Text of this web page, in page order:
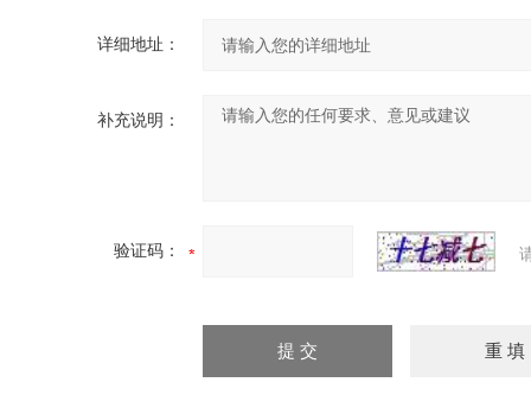
详细地址：
补充说明：
验证码：